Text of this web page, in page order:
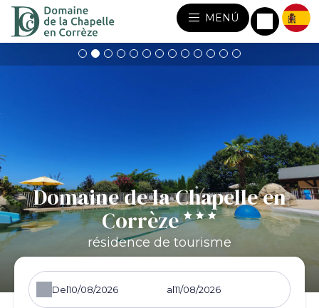
MENÚ
Domaine de la Chapelle en
Corrèze
résidence de tourisme
Del al